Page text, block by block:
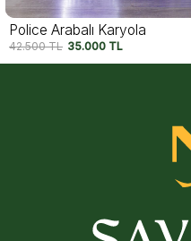
Garage Kırmızı Arabalı Karyola
30.000TL 25.000 TL